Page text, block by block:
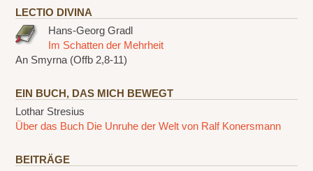
LECTIO DIVINA
Hans-Georg Gradl
Im Schatten der Mehrheit
An Smyrna (Offb 2,8-11)
EIN BUCH, DAS MICH BEWEGT
Lothar Stresius
Über das Buch Die Unruhe der Welt von Ralf Konersmann
BEITRÄGE